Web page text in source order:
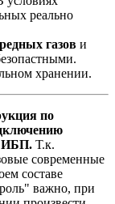
реально
газов и
хранении.
по
ИБП. Т.к.
современные
составе
важно, при